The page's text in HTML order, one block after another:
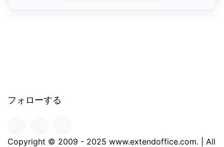
フォローする
Copyright © 2009 - 2025 www.extendoffice.com. | All